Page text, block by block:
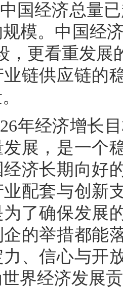
国经济总量
模。中国经
，更看重发展
链供应链的
年经济增长
展，是一个
济长期向好
配套与创新
了确保发展
的举措都能
、信心与开
界经济发展